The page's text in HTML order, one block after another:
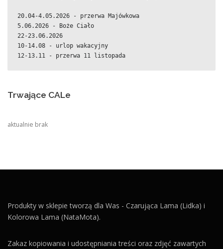
20.04-4.05.2026 - przerwa Majówkowa
5.06.2026 - Boże Ciało
22-23.06.2026
10-14.08 - urlop wakacyjny
12-13.11 - przerwa 11 listopada
Trwające CALe
aktualnie brak
Produkty w sklepie tworzą dla Was - Czarująca Lama (Lidka) i
Kolorowa Lama (NataMota).
Zakaz kopiowania i udostępniania treści oraz zdjęć zawartych